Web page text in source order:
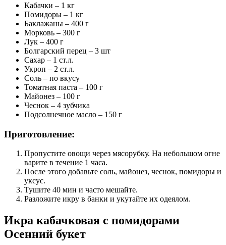
Кабачки – 1 кг
Помидоры – 1 кг
Баклажаны – 400 г
Морковь – 300 г
Лук – 400 г
Болгарский перец – 3 шт
Сахар – 1 ст.л.
Укроп – 2 ст.л.
Соль – по вкусу
Томатная паста – 100 г
Майонез – 100 г
Чеснок – 4 зубчика
Подсолнечное масло – 150 г
Приготовление:
Пропустите овощи через мясорубку. На небольшом огне
варите в течение 1 часа.
После этого добавьте соль, майонез, чеснок, помидоры и
уксус.
Тушите 40 мин и часто мешайте.
Разложите икру в банки и укутайте их одеялом.
Икра кабачковая с помидорами
Осенний букет